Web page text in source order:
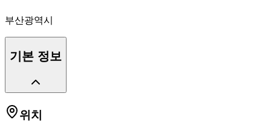
부산광역시
기본 정보
위치